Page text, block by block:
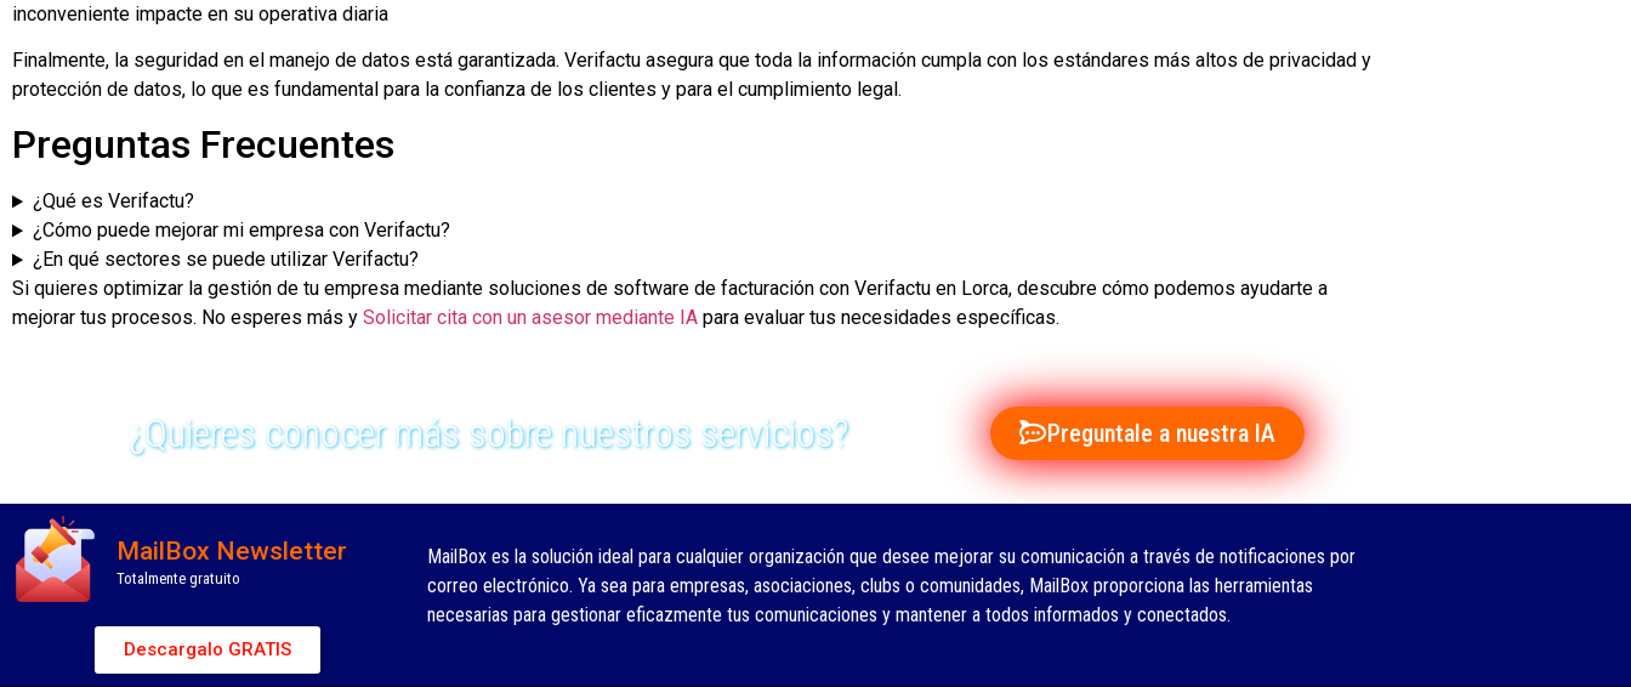
inconveniente impacte en su operativa diaria
Finalmente, la seguridad en el manejo de datos está garantizada. Verifactu asegura que toda la información cumpla con los estándares más altos de privacidad y
protección de datos, lo que es fundamental para la confianza de los clientes y para el cumplimiento legal.
Preguntas Frecuentes
¿Qué es Verifactu?
¿Cómo puede mejorar mi empresa con Verifactu?
¿En qué sectores se puede utilizar Verifactu?
Si quieres optimizar la gestión de tu empresa mediante soluciones de software de facturación con Verifactu en Lorca, descubre cómo podemos ayudarte a
mejorar tus procesos. No esperes más y Solicitar cita con un asesor mediante IA para evaluar tus necesidades específicas.
¿Quieres conocer más sobre nuestros servicios? Preguntale a nuestra IA
MailBox Newsletter
Totalmente gratuito
Descargalo GRATIS
MailBox es la solución ideal para cualquier organización que desee mejorar su comunicación a través de notificaciones por
correo electrónico. Ya sea para empresas, asociaciones, clubs o comunidades, MailBox proporciona las herramientas
necesarias para gestionar eficazmente tus comunicaciones y mantener a todos informados y conectados.